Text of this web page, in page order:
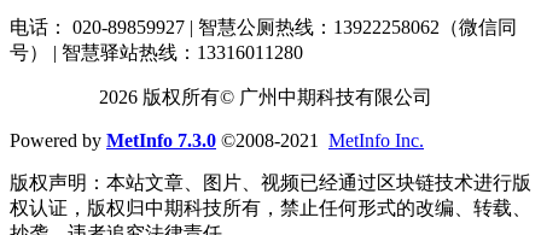
电话： 020-89859927 | 智慧公厕热线：13922258062（微信同
号） | 智慧驿站热线：13316011280
2026 版权所有© 广州中期科技有限公司
Powered by MetInfo 7.3.0 ©2008-2021 MetInfo Inc.
版权声明：本站文章、图片、视频已经通过区块链技术进行版
权认证，版权归中期科技所有，禁止任何形式的改编、转载、